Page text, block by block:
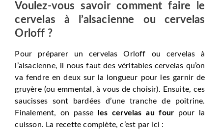
Voulez-vous savoir comment faire le
cervelas à l’alsacienne ou cervelas
Orloff ?
Pour préparer un cervelas Orloff ou cervelas à
l’alsacienne, il nous faut des véritables cervelas qu’on
va fendre en deux sur la longueur pour les garnir de
gruyère (ou emmental, à vous de choisir). Ensuite, ces
saucisses sont bardées d’une tranche de poitrine.
Finalement, on passe
les cervelas au four pour la
cuisson. La recette complète, c’est par ici :